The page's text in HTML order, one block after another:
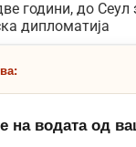
години, до Сеул
дипломатија
на водата од